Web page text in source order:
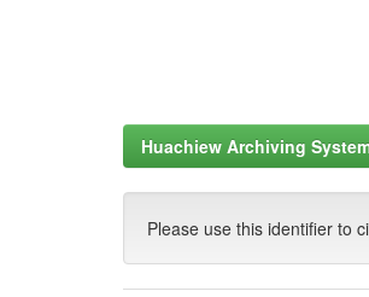
Huachiew Archiving
Please use this identifier to